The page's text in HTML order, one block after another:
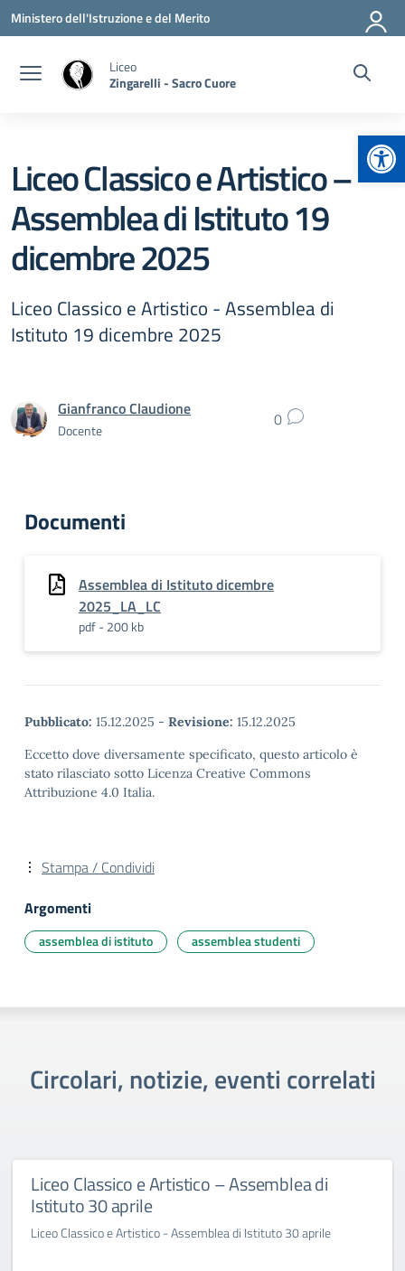
Vai ai contenuti
Vai al menu di navigazione
Vai al footer
Ministero dell'Istruzione e del Merito
Liceo
Zingarelli - Sacro Cuore
Liceo Classico e Artistico –
Assemblea di Istituto 19
dicembre 2025
Liceo Classico e Artistico - Assemblea di
Istituto 19 dicembre 2025
Gianfranco Claudione
Docente 0
Documenti
Assemblea di Istituto dicembre
2025_LA_LC
pdf - 200 kb
Pubblicato: 15.12.2025 - Revisione: 15.12.2025
Eccetto dove diversamente specificato, questo articolo è
stato rilasciato sotto Licenza Creative Commons
Attribuzione 4.0 Italia.
Stampa / Condividi
Argomenti
assemblea di istituto assemblea studenti
Circolari, notizie, eventi correlati
Liceo Classico e Artistico – Assemblea di
Istituto 30 aprile
Liceo Classico e Artistico - Assemblea di Istituto 30 aprile